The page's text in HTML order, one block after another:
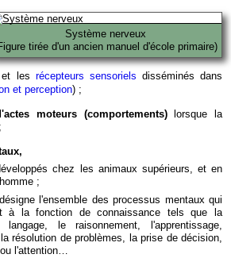
Système nerveux
tirée d'un ancien manuel d'école primaire)
et les récepteurs sensoriels disséminés dans
et perception) ;
moteurs (comportements)lorsque la
chez les animaux supérieurs, et en
;
l'ensemble des processus mentaux qui
à la fonction de connaissance tels que la
le raisonnement, l'apprentissage,
résolution de problèmes, la prise de décision,
l'attention…